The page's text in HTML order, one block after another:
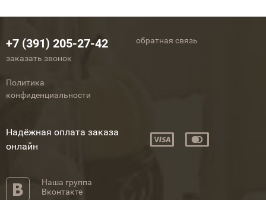
+7 (391) 205-27-42
заказать звонок
обратная связь
Политика
конфиденциальности
Надёжная оплата заказа
онлайн
Наша группа
Вконтакте